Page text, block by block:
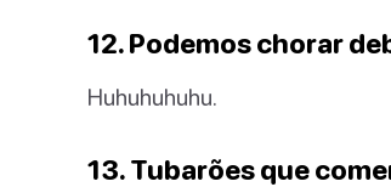
12. Podemos chorar
Huhuhuhuhu.
13. Tubarões que